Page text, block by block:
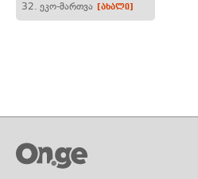
32. ეკო-მართვა [ახალი]